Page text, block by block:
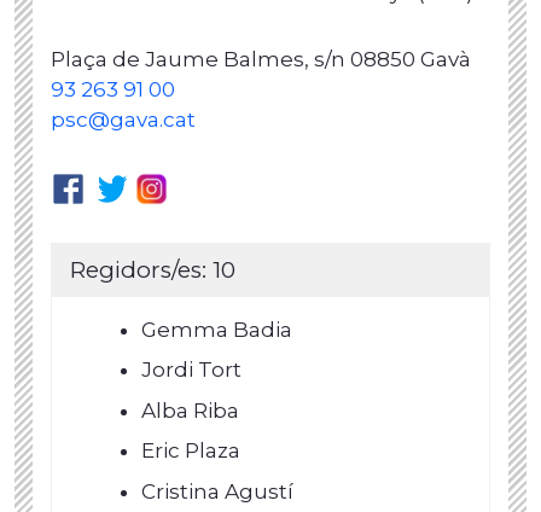
Plaça de Jaume Balmes, s/n 08850 Gavà
93 263 91 00
psc@gava.cat
Regidors/es: 10
Gemma Badia
Jordi Tort
Alba Riba
Eric Plaza
Cristina Agustí